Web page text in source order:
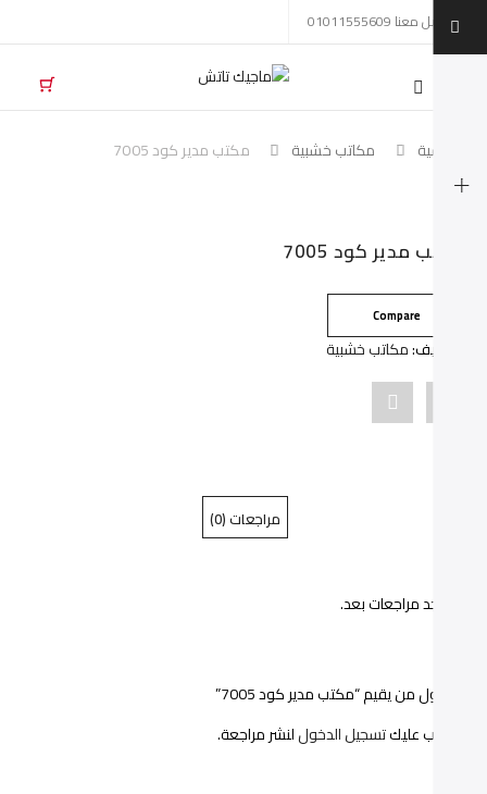
تواصل معنا 01011555609
مكاتب خشبية
مكتب مدير كود 7005
Skip to
مدير كود 7005
Compare
مكاتب خشبية
Pin
on
مراجعات (0)
توجد مراجعات بعد.
أول من يقيم “مكتب مدير كود 7005”
يجب عليكتسجيل الدخوللنشر مراجعة.